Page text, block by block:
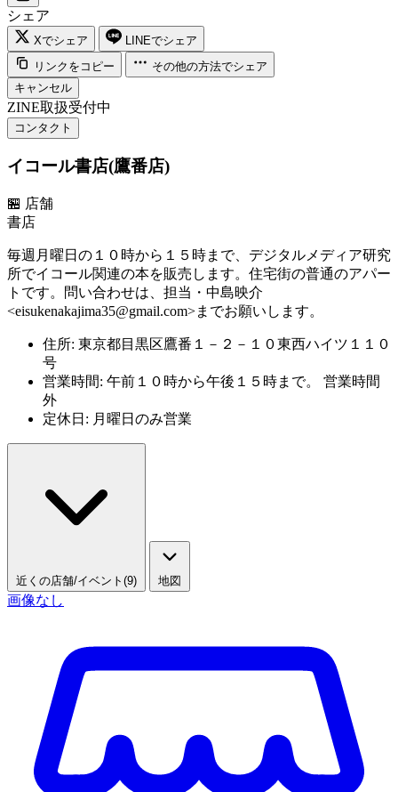
シェア
Xでシェア
LINEでシェア
リンクをコピー
その他の方法でシェア
キャンセル
ZINE取扱受付中
コンタクト
イコール書店(鷹番店)
🏪 店舗
書店
毎週月曜日の１０時から１５時まで、デジタルメディア研究
所でイコール関連の本を販売します。住宅街の普通のアパー
トです。問い合わせは、担当・中島映介
<eisukenakajima35@gmail.com>までお願いします。
住所: 東京都目黒区鷹番１－２－１０東西ハイツ１１０
号
営業時間: 午前１０時から午後１５時まで。 営業時間
外
定休日: 月曜日のみ営業
近くの店舗/イベント(9) 地図
画像なし